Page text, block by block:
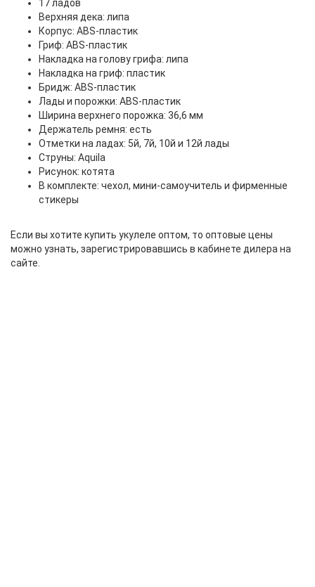
17 ладов
Верхняя дека: липа
Корпус: ABS-пластик
Гриф: ABS-пластик
Накладка на голову грифа: липа
Накладка на гриф: пластик
Бридж: ABS-пластик
Лады и порожки: ABS-пластик
Ширина верхнего порожка: 36,6 мм
Держатель ремня: есть
Отметки на ладах: 5й, 7й, 10й и 12й лады
Струны: Aquila
Рисунок: котята
В комплекте: чехол, мини-самоучитель и фирменные
стикеры
Если вы хотите купить укулеле оптом, то оптовые цены
можно узнать, зарегистрировавшись в кабинете дилера на
сайте.